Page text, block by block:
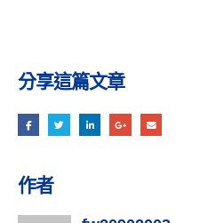
分享這篇文章
作者